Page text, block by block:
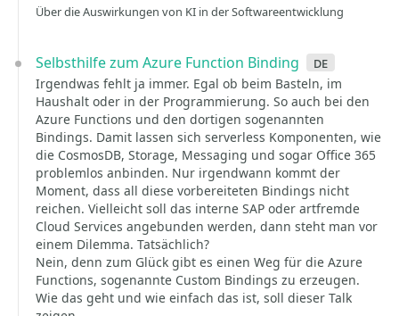
Über die Auswirkungen von KI in der Softwareentwicklung
Selbsthilfe zum Azure Function Binding de
Irgendwas fehlt ja immer. Egal ob beim Basteln, im
Haushalt oder in der Programmierung. So auch bei den
Azure Functions und den dortigen sogenannten
Bindings. Damit lassen sich serverless Komponenten, wie
die CosmosDB, Storage, Messaging und sogar Office 365
problemlos anbinden. Nur irgendwann kommt der
Moment, dass all diese vorbereiteten Bindings nicht
reichen. Vielleicht soll das interne SAP oder artfremde
Cloud Services angebunden werden, dann steht man vor
einem Dilemma. Tatsächlich?
Nein, denn zum Glück gibt es einen Weg für die Azure
Functions, sogenannte Custom Bindings zu erzeugen.
Wie das geht und wie einfach das ist, soll dieser Talk